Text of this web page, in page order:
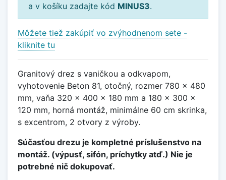
a v košíku zadajte kód MINUS3.
Môžete tiež zakúpiť vo zvýhodnenom sete -
kliknite tu
Granitový drez s vaničkou a odkvapom,
vyhotovenie Beton 81, otočný, rozmer 780 x 480
mm, vaňa 320 x 400 x 180 mm a 180 x 300 x
120 mm, horná montáž, minimálne 60 cm skrinka,
s excentrom, 2 otvory z výroby.
Súčasťou drezu je kompletné príslušenstvo na
montáž. (výpusť, sifón, príchytky atď.) Nie je
potrebné nič dokupovať.